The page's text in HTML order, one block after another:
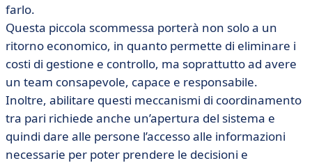
farlo.
Questa piccola scommessa porterà non solo a un
ritorno economico, in quanto permette di eliminare i
costi di gestione e controllo, ma soprattutto ad avere
un team consapevole, capace e responsabile.
Inoltre, abilitare questi meccanismi di coordinamento
tra pari richiede anche un’apertura del sistema e
quindi dare alle persone l’accesso alle informazioni
necessarie per poter prendere le decisioni e